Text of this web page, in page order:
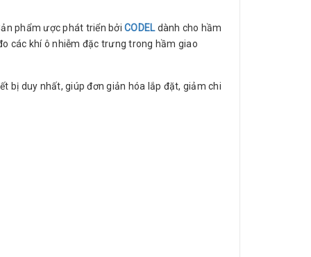
phẩm ược phát triển bởi CODEL dành cho hầm
các khí ô nhiễm đặc trưng trong hầm giao
bị duy nhất, giúp đơn giản hóa lắp đặt, giảm chi